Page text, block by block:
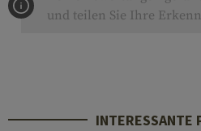
und teilen Sie Ihre
INTERESSANTE